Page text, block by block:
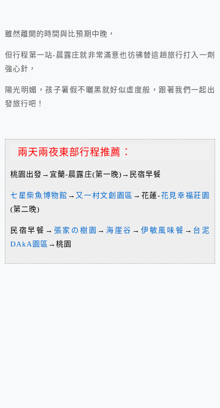
雖然離開的時間與比預期中晚，
但行程第一站-晨露庄就非常滿意也彷彿替這趟旅行打入一劑
強心針，
陽光明媚，孩子暑假不曬黑就好似虛度般，跟著我們一起出
發旅行吧！
兩天兩夜東部行程推薦：
桃園出發→宜蘭-晨露庄(第一晚)→民宿早餐
七星柴魚博物館 → 又一村文創園區 →花蓮-花見幸福莊園
(第二晚)
民宿早餐→ 張家の樹園 → 海崖谷 → 伊敏風味餐 → 台泥
DAkA園區 →桃園